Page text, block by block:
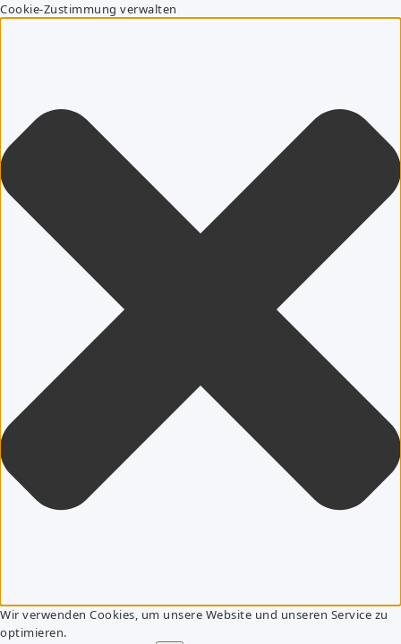
Cookie-Zustimmung verwalten
Wir verwenden Cookies, um unsere Website und unseren Service zu
optimieren.